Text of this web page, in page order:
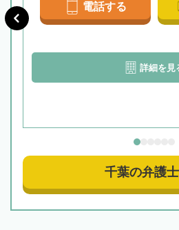
電話する
詳細を見
千葉の弁護